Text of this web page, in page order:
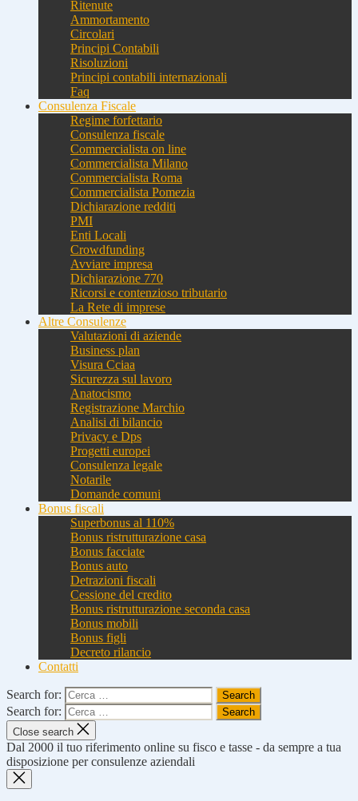
Ritenute
Ammortamento
Circolari
Principi Contabili
Risoluzioni
Principi contabili internazionali
Faq
Consulenza Fiscale
Regime forfettario
Consulenza fiscale
Commercialista on line
Commercialista Milano
Commercialista Roma
Commercialista Pomezia
Dichiarazione redditi
PMI
Enti Locali
Crowdfunding
Avviare impresa
Dichiarazione 770
Ricorsi e contenzioso tributario
La Rete di imprese
Altre Consulenze
Valutazioni di aziende
Business plan
Visura Cciaa
Sicurezza sul lavoro
Anatocismo
Registrazione Marchio
Analisi di bilancio
Privacy e Dps
Progetti europei
Consulenza legale
Notarile
Domande comuni
Bonus fiscali
Superbonus al 110%
Bonus ristrutturazione casa
Bonus facciate
Bonus auto
Detrazioni fiscali
Cessione del credito
Bonus ristrutturazione seconda casa
Bonus mobili
Bonus figli
Decreto rilancio
Contatti
Search for:
Search for:
Close search
Dal 2000 il tuo riferimento online su fisco e tasse - da sempre a tua
disposizione per consulenze aziendali